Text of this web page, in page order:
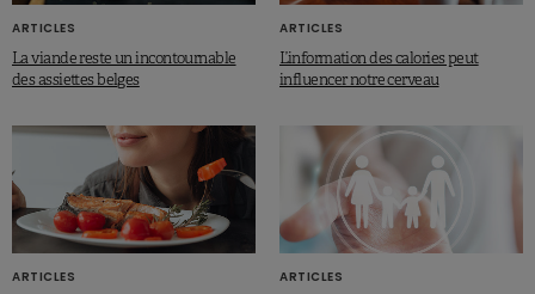
ARTICLES
La viande reste un incontournable
des assiettes belges
ARTICLES
L’information des calories peut
influencer notre cerveau
ARTICLES ARTICLES